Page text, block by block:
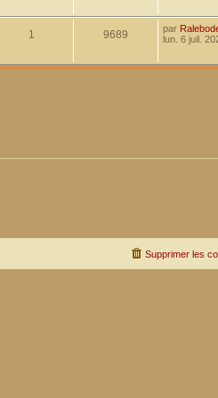
1 9689 par
lun. 6 juil.
Supprimer les